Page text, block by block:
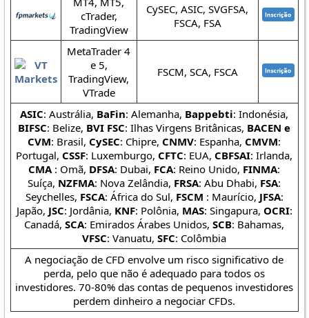
cTrader,
TradingView
CySEC, ASIC, SVGFSA,
FSCA, FSA
MetaTrader 4
e 5,
TradingView,
VTrade
FSCM, SCA, FSCA
ASIC: Austrália, BaFin: Alemanha, Bappebti: Indonésia,
BIFSC: Belize, BVI FSC: Ilhas Virgens Britânicas, BACEN e
CVM: Brasil, CySEC: Chipre, CNMV: Espanha, CMVM:
Portugal, CSSF: Luxemburgo, CFTC: EUA, CBFSAI: Irlanda,
CMA: Omã, DFSA: Dubai, FCA: Reino Unido, FINMA:
Suíça, NZFMA: Nova Zelândia, FRSA: Abu Dhabi, FSA:
Seychelles, FSCA: África do Sul, FSCM : Maurício, JFSA:
Japão, JSC: Jordânia, KNF: Polônia, MAS: Singapura, OCRI:
Canadá,SCA: Emirados Árabes Unidos,SCB: Bahamas,
VFSC: Vanuatu,SFC: Colômbia
A negociação de CFD envolve um risco significativo de
perda, pelo que não é adequado para todos os
investidores. 70-80% das contas de pequenos investidores
perdem dinheiro a negociar CFDs.